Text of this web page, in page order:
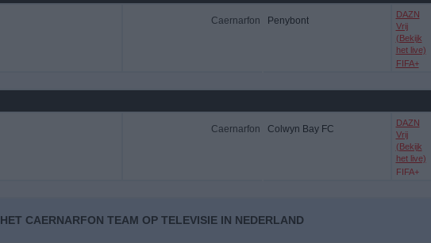
Caernarfon Penybont
DAZN
Vrij
(Bekijk
het live)
FIFA+
Caernarfon Colwyn Bay FC
DAZN
Vrij
(Bekijk
het live)
FIFA+
CAERNARFON TEAM OP TELEVISIE IN NEDERLAND